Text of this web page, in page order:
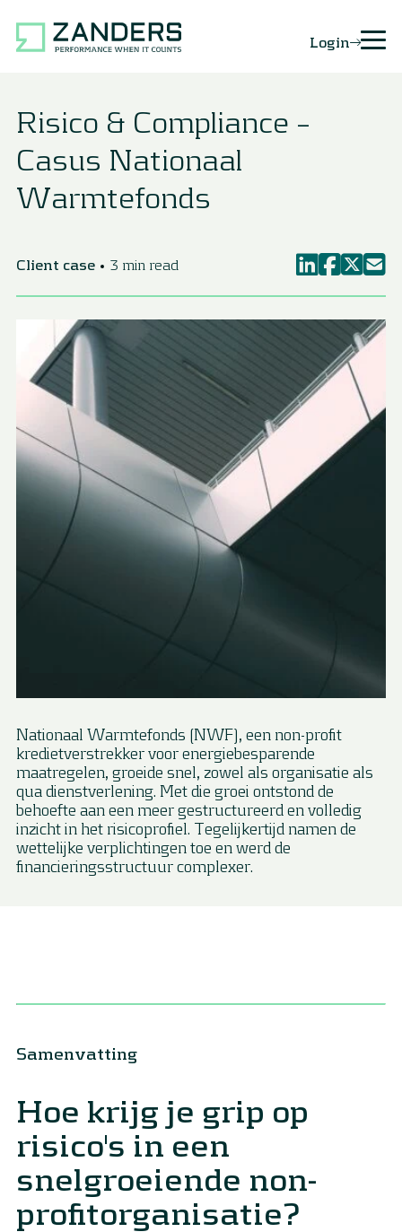
Login
Risico & Compliance –
Casus Nationaal
Warmtefonds
Client case 3 min read
Nationaal Warmtefonds (NWF), een non-profit
kredietverstrekker voor energiebesparende
maatregelen, groeide snel, zowel als organisatie als
qua dienstverlening. Met die groei ontstond de
behoefte aan een meer gestructureerd en volledig
inzicht in het risicoprofiel. Tegelijkertijd namen de
wettelijke verplichtingen toe en werd de
financieringsstructuur complexer.
Samenvatting
Hoe krijg je grip op
risico's in een
snelgroeiende non-
profitorganisatie?